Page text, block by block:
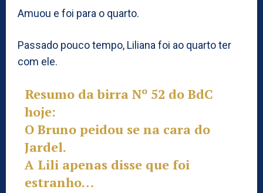
Amuou e foi para o quarto.
Passado pouco tempo, Liliana foi ao quarto ter
com ele.
Resumo da birra Nº 52 do BdC
hoje:
O Bruno peidou se na cara do
Jardel.
A Lili apenas disse que foi
estranho…